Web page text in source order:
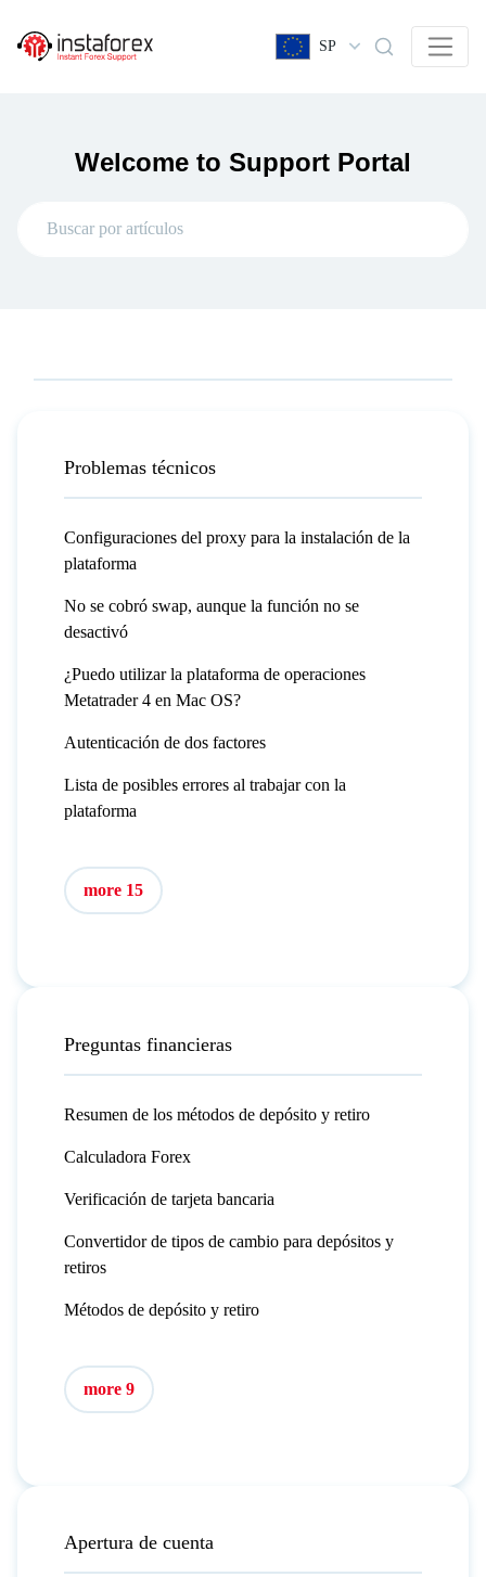
SP
Welcome to Support Portal
Problemas técnicos
Configuraciones del proxy para la instalación de la
plataforma
No se cobró swap, aunque la función no se
desactivó
¿Puedo utilizar la plataforma de operaciones
Metatrader 4 en Mac OS?
Autenticación de dos factores
Lista de posibles errores al trabajar con la
plataforma
more 15
Preguntas financieras
Resumen de los métodos de depósito y retiro
Calculadora Forex
Verificación de tarjeta bancaria
Convertidor de tipos de cambio para depósitos y
retiros
Métodos de depósito y retiro
more 9
Apertura de cuenta